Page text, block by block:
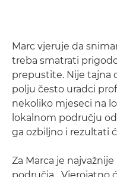
Marc vjeruje da
treba smatrati
prepustite. Nije tajna
polju često uradci
nekoliko mjeseci na
lokalnom području
ga ozbiljno i rezultati
Za Marca je
područja. „Vjerojatno